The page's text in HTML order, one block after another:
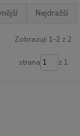
Nejdražší
Zobrazuji 1-2 z 2
strana z 1